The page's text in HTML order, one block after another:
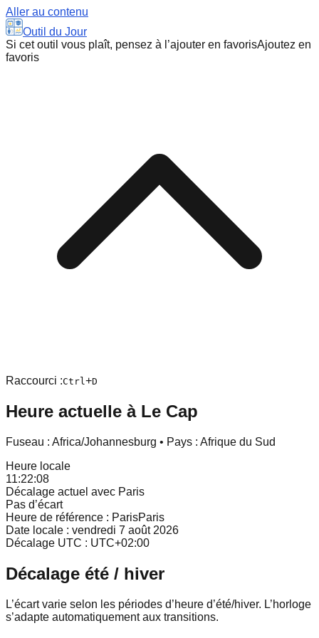
Aller au contenu
Outil du Jour
Si cet outil vous plaît, pensez à l’ajouter en favorisAjoutez en
favoris
Raccourci :Ctrl+D
Heure actuelle à Le Cap
Fuseau : Africa/Johannesburg • Pays : Afrique du Sud
Heure locale
11:22:08
Décalage actuel avec Paris
Pas d’écart
Heure de référence : ParisParis
Date locale : vendredi 7 août 2026
Décalage UTC : UTC+02:00
Décalage été / hiver
L’écart varie selon les périodes d’heure d’été/hiver. L’horloge
s’adapte automatiquement aux transitions.